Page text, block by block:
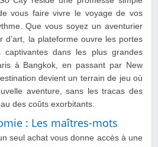
vous faire vivre le voyage de vos
Que vous soyez un aventurier
d’art, la plateforme ouvre les portes
captivantes dans les plus grandes
à Bangkok, en passant par New
devient un terrain de jeu où
aventure, sans les tracas des
des coûts exorbitants.
: Les maîtres-mots
seul achat vous donne accès à une